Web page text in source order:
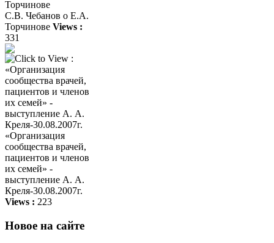
С.В. Чебанов о Е.А.
Торчинове Views :
331
«Организация
сообщества врачей,
пациентов и членов
их семей» -
выступление А. А.
Креля-30.08.2007г.
Views : 223
Новое на сайте